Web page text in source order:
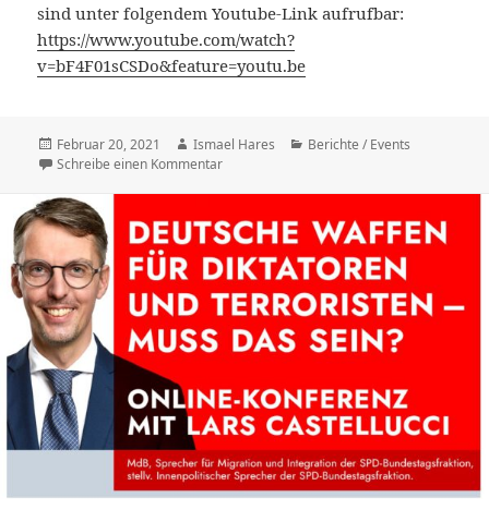
sind unter folgendem Youtube-Link aufrufbar:
https://www.youtube.com/watch?
v=bF4F01sCSDo&feature=youtu.be
Veröffentlicht
am
Februar 20, 2021 Autor
Ismael Hares Kategorien
Berichte / Events
Schreibe einen Kommentarzu Deutsche Waffexporte – Aufzeichnung